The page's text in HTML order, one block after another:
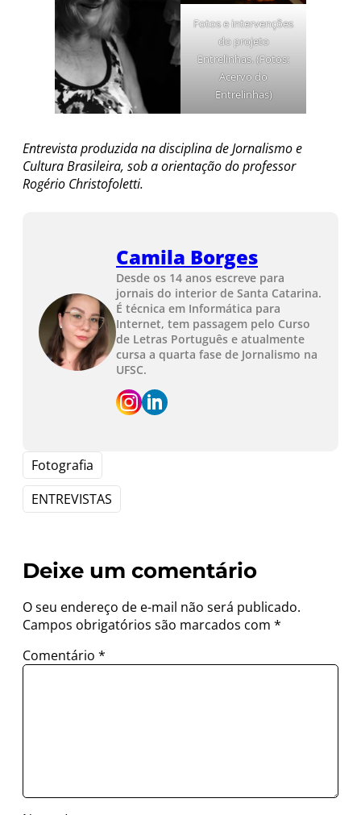
Fotos e intervenções
do projeto
Entrelinhas. (Fotos:
Acervo do
Entrelinhas)
Entrevista produzida na disciplina de Jornalismo e
Cultura Brasileira, sob a orientação do professor
Rogério Christofoletti.
Camila Borges
Desde os 14 anos escreve para
jornais do interior de Santa Catarina.
É técnica em Informática para
Internet, tem passagem pelo Curso
de Letras Português e atualmente
cursa a quarta fase de Jornalismo na
UFSC.
Fotografia
ENTREVISTAS
Deixe um comentário
O seu endereço de e-mail não será publicado.
Campos obrigatórios são marcados com *
Comentário *